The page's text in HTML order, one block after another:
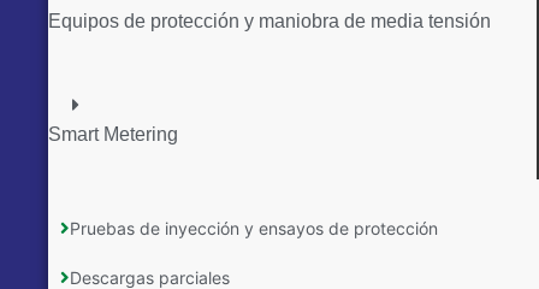
Equipos de protección y maniobra de media tensión
Smart Metering
Pruebas de inyección y ensayos de protección
Descargas parciales